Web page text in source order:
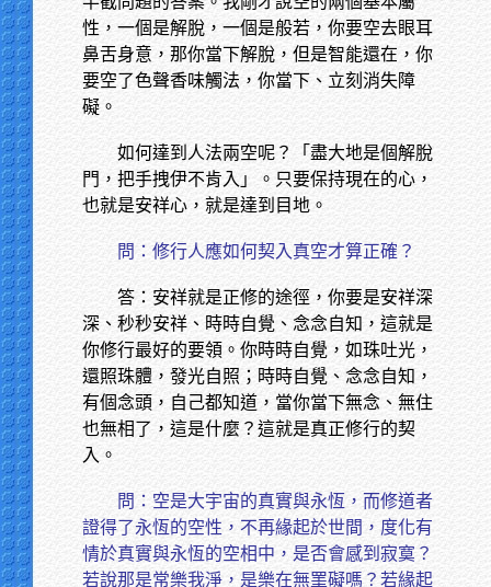
性，一個是解脫，一個是般若，你要空去眼耳
鼻舌身意，那你當下解脫，但是智能還在，你
要空了色聲香味觸法，你當下、立刻消失障
礙。
如何達到人法兩空呢？「盡大地是個解脫
門，把手拽伊不肯入」。只要保持現在的心，
也就是安祥心，就是達到目地。
問：修行人應如何契入真空才算正確？
答：安祥就是正修的途徑，你要是安祥深
深、秒秒安祥、時時自覺、念念自知，這就是
你修行最好的要領。你時時自覺，如珠吐光，
還照珠體，發光自照；時時自覺、念念自知，
有個念頭，自己都知道，當你當下無念、無住
也無相了，這是什麼？這就是真正修行的契
入。
問：空是大宇宙的真實與永恆，而修道者
證得了永恆的空性，不再緣起於世間，度化有
情於真實與永恆的空相中，是否會感到寂寞？
若說那是常樂我淨，是樂在無罣礙嗎？若緣起